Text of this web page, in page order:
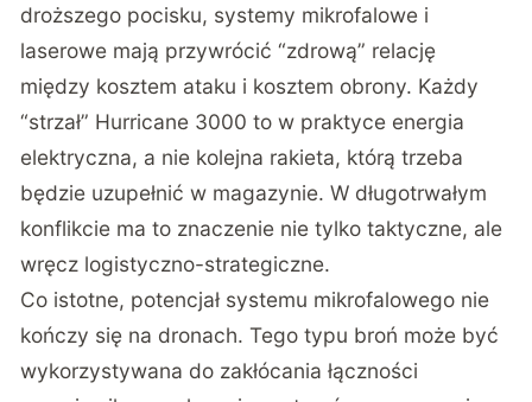
droższego pocisku, systemy mikrofalowe i
laserowe mają przywrócić “zdrową” relację
między kosztem ataku i kosztem obrony. Każdy
“strzał” Hurricane 3000 to w praktyce energia
elektryczna, a nie kolejna rakieta, którą trzeba
będzie uzupełnić w magazynie. W długotrwałym
konflikcie ma to znaczenie nie tylko taktyczne, ale
wręcz logistyczno-strategiczne.
Co istotne, potencjał systemu mikrofalowego nie
kończy się na dronach. Tego typu broń może być
wykorzystywana do zakłócania łączności